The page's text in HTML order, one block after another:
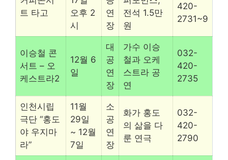
트 타고
오후 2
시
연
장
전석 1.5만
원
420-
2731~9
이승철 콘
서트 – 오
케스트라2
12월 6
일
대
공
연
장
가수 이승
철과 오케
스트라 공
연
032-
420-
2735
인천시립
극단 “홍도
야 우지마
라”
11월
29일
~ 12월
7일
소
공
연
장
화가 홍도
의 삶을 다
룬 연극
032-
420-
2790